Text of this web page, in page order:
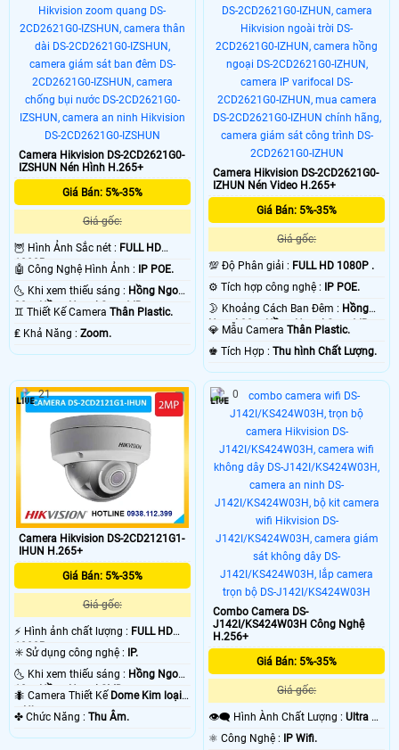
Camera Hikvision DS-2CD2621G0-
IZSHUN Nén Hình H.265+
Giá Bán: 5%-35%
Giá gốc:
🦉 Hình Ảnh Sắc nét : FULL HD
1080P .
🤖️ Công Nghệ Hình Ảnh : IP POE.
🌜 Khi xem thiếu sáng : Hồng Ngoại
30m Hồng Ngoại Smart IR.
♊ Thiết Kế Camera Thân Plastic.
️₤ Khả Năng : Zoom.
Camera Hikvision DS-2CD2621G0-
IZHUN Nén Video H.265+
Giá Bán: 5%-35%
Giá gốc:
💯 Độ Phân giải : FULL HD 1080P .
⚙ Tích hợp công nghệ : IP POE.
🌛 Khoảng Cách Ban Đêm : Hồng
Ngoại 30m Hồng Ngoại Smart IR.
💎 Mẫu CameraThân Plastic.
️♚ Tích Hợp :Thu hình Chất Lượng.
Camera Hikvision DS-2CD2121G1-
IHUN H.265+
Giá Bán: 5%-35%
Giá gốc:
️⚡ Hình ảnh chất lượng : FULL HD
1080P .
✳️ Sử dụng công nghệ : IP.
🌜 Khi xem thiếu sáng : Hồng Ngoại
10m Hồng Ngoại SMD.
🐜 Camera Thiết Kế Dome Kim loại
+ Nhựa.
️✤ Chức Năng : Thu Âm.
21
Combo Camera DS-
J142I/KS424W03H Công Nghệ
H.256+
Giá Bán: 5%-35%
Giá gốc:
👁️‍🗨 Hình Ành Chất Lượng :Ultra 2k
+ .
⚛️ Công Nghệ : IP Wifi.
0